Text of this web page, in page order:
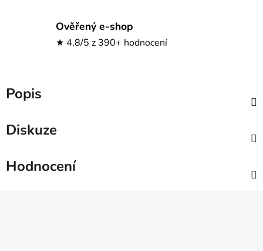
Ověřený e-shop
★ 4,8/5 z 390+ hodnocení
Popis
Diskuze
Hodnocení